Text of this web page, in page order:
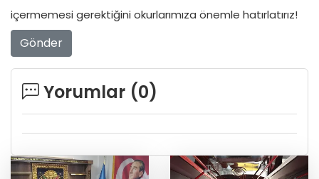
içermemesi gerektiğini okurlarımıza önemle hatırlatırız!
Gönder
Yorumlar (0)